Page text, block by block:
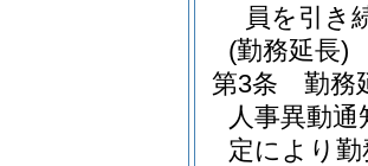
員を引き
(勤務延長)
第3条
勤務
人事異動
定により